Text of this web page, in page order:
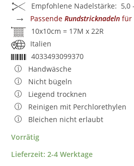
Empfohlene Nadelstärke: 5,0
→ PassendeRundstricknadeln für
10x10cm = 17M x 22R
Italien
4033493099370
Handwäsche
Nicht bügeln
Liegend trocknen
Reinigen mit Perchlorethylen
Bleichen nicht erlaubt
Vorrätig
Lieferzeit:2-4 Werktage